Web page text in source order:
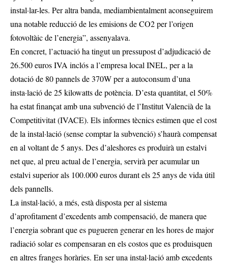
instal·lar-les. Per altra banda, mediambientalment aconseguirem
una notable reducció de les emisions de CO2 per l’origen
fotovoltàic de l’energia”, assenyalava.
En concret, l’actuació ha tingut un pressupost d’adjudicació de
26.500 euros IVA inclós a l’empresa local INEL, per a la
dotació de 80 pannels de 370W per a autoconsum d’una
insta·lació de 25 kilowatts de potència. D’esta quantitat, el 50%
ha estat finançat amb una subvenció de l’Institut Valencià de la
Competitivitat (IVACE). Els informes tècnics estimen que el cost
de la instal·lació (sense comptar la subvenció) s’haurà compensat
en al voltant de 5 anys. Des d’aleshores es produirà un estalvi
net que, al preu actual de l’energia, servirà per acumular un
estalvi superior als 100.000 euros durant els 25 anys de vida útil
dels pannells.
La instal·lació, a més, està disposta per al sistema
d’aprofitament d’excedents amb compensació, de manera que
l’energia sobrant que es pugueren generar en les hores de major
radiació solar es compensaran en els costos que es produisquen
en altres franges horàries. En ser una instal·lació amb excedents